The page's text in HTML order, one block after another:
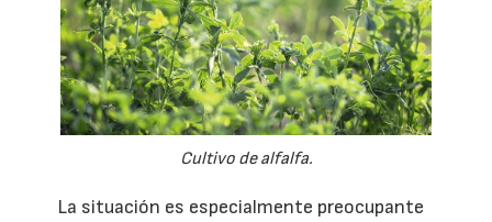
Cultivo de alfalfa.
La situación es especialmente preocupante